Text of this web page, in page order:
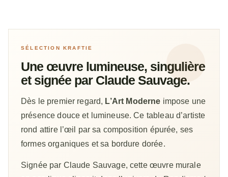
SÉLECTION KRAFTIE
Une œuvre lumineuse, singulière
et signée par Claude Sauvage.
Dès le premier regard, L’Art Moderne impose une
présence douce et lumineuse. Ce tableau d’artiste
rond attire l’œil par sa composition épurée, ses
formes organiques et sa bordure dorée.
Signée par Claude Sauvage, cette œuvre murale